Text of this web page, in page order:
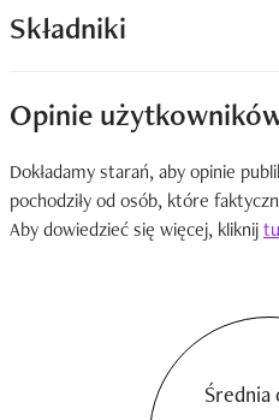
Składniki
Opinie
Dokładamy starań, aby opinie
pochodziły od osób, które
Aby dowiedzieć się więcej, kliknij
Średnia